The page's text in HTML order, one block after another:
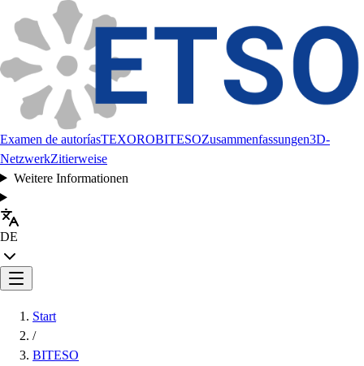
Examen de autoríasTEXOROBITESOZusammenfassungen3D-
NetzwerkZitierweise
Weitere Informationen
DE
Start
/
BITESO